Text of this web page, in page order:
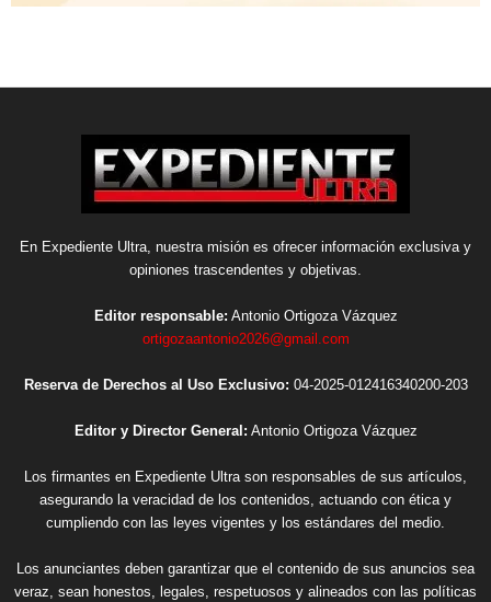
En Expediente Ultra, nuestra misión es ofrecer información exclusiva y
opiniones trascendentes y objetivas.
Editor responsable: Antonio Ortigoza Vázquez
ortigozaantonio2026@gmail.com
Reserva de Derechos al Uso Exclusivo: 04-2025-012416340200-203
Editor y Director General: Antonio Ortigoza Vázquez
Los firmantes en Expediente Ultra son responsables de sus artículos,
asegurando la veracidad de los contenidos, actuando con ética y
cumpliendo con las leyes vigentes y los estándares del medio.
Los anunciantes deben garantizar que el contenido de sus anuncios sea
veraz, sean honestos, legales, respetuosos y alineados con las políticas